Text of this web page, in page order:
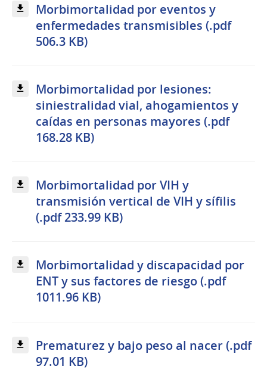
Morbimortalidad por eventos y
enfermedades transmisibles (.pdf
506.3 KB)
Morbimortalidad por lesiones:
siniestralidad vial, ahogamientos y
caídas en personas mayores (.pdf
168.28 KB)
Morbimortalidad por VIH y
transmisión vertical de VIH y sífilis
(.pdf 233.99 KB)
Morbimortalidad y discapacidad por
ENT y sus factores de riesgo (.pdf
1011.96 KB)
Prematurez y bajo peso al nacer (.pdf
97.01 KB)